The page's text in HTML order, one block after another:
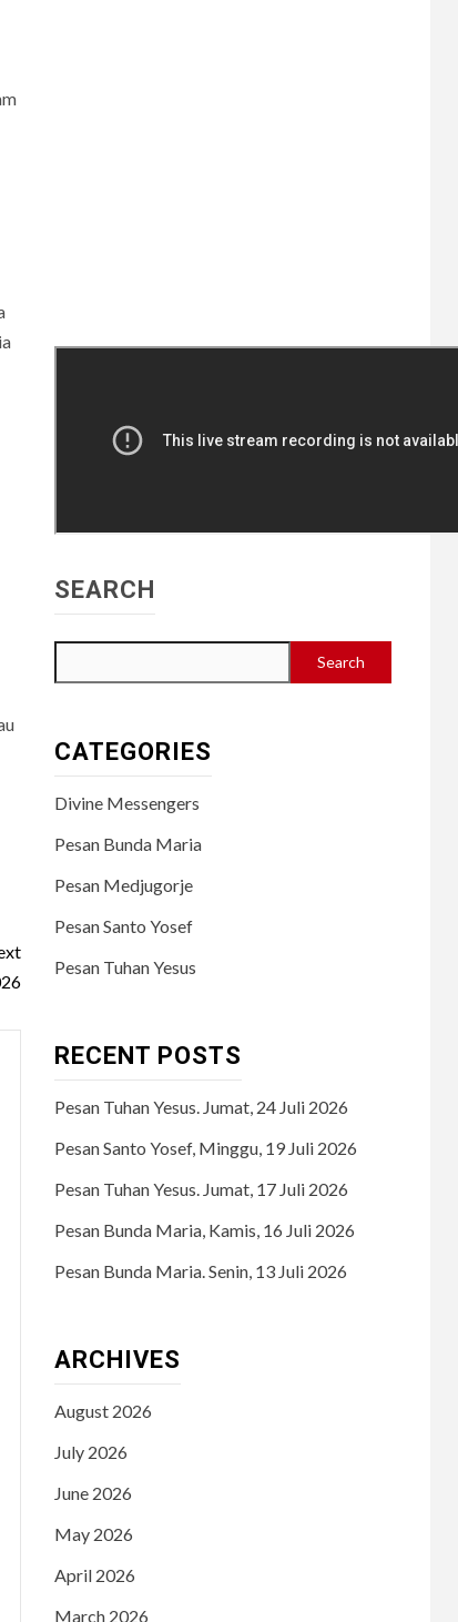
SEARCH
Search
CATEGORIES
Divine Messengers
Pesan Bunda Maria
Pesan Medjugorje
Pesan Santo Yosef
Pesan Tuhan Yesus
RECENT POSTS
Pesan Tuhan Yesus. Jumat, 24 Juli 2026
Pesan Santo Yosef, Minggu, 19 Juli 2026
Pesan Tuhan Yesus. Jumat, 17 Juli 2026
Pesan Bunda Maria, Kamis, 16 Juli 2026
Pesan Bunda Maria. Senin, 13 Juli 2026
ARCHIVES
August 2026
July 2026
June 2026
May 2026
April 2026
March 2026